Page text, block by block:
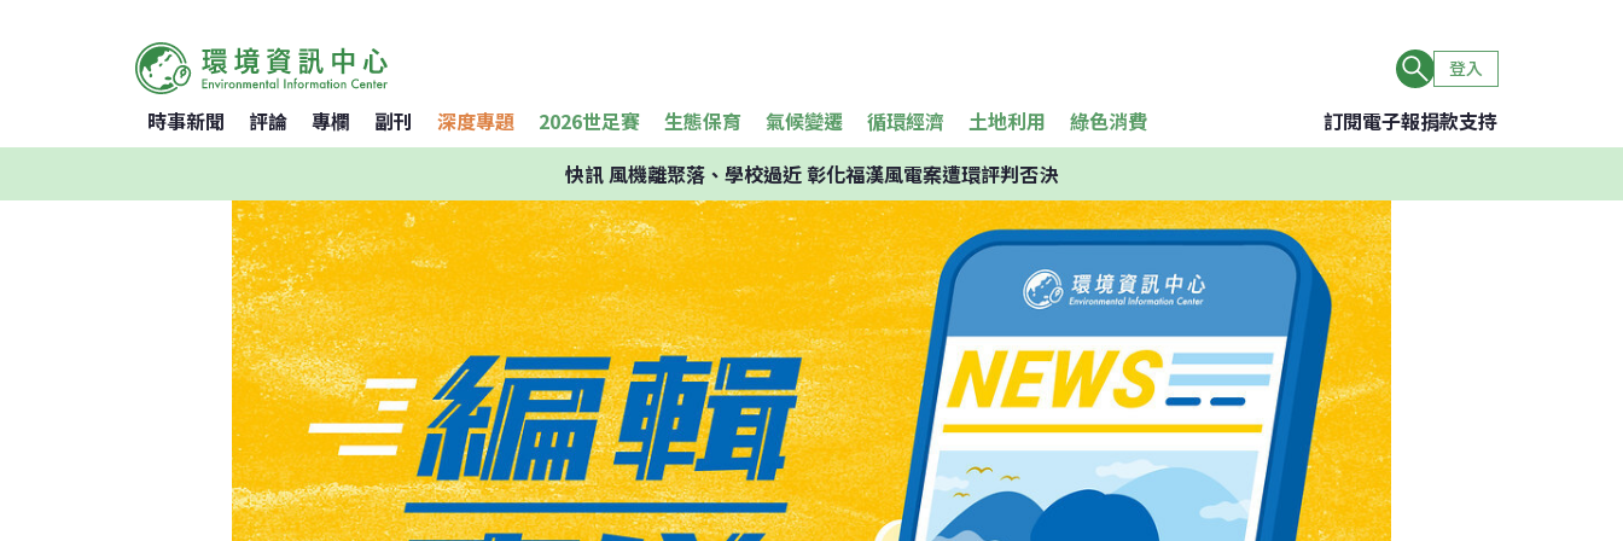
登入
時事新聞 評論 專欄 副刊 深度專題 2026世足賽 生態保育 氣候變遷 循環經濟 土地利用 綠色消費 訂閱電子報捐款支持
快訊風機離聚落、學校過近 彰化福漢風電案遭環評判否決